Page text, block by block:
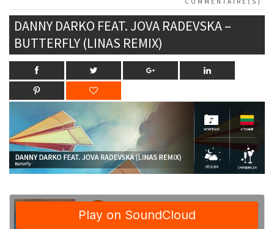
DANNY DARKO FEAT. JOVA RADEVSKA –
BUTTERFLY (LINAS REMIX)